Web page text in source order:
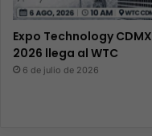
Expo Technology CDMX
2026 llega al WTC
6 de julio de 2026